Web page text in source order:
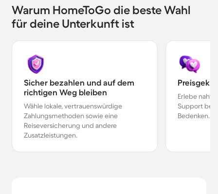
Warum HomeToGo die beste Wahl
für deine Unterkunft ist
Sicher bezahlen und auf dem
richtigen Weg bleiben
Wähle lokale, vertrauenswürdige
Zahlungsmethoden sowie eine
Reiseversicherung und andere
Zusatzleistungen.
Erlebe
Support bei
Bedenken.